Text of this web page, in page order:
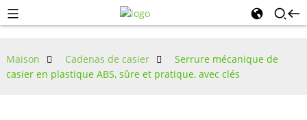
Maison Cadenas de casier
Serrure mécanique de
casier en plastique ABS, sûre et pratique, avec clés